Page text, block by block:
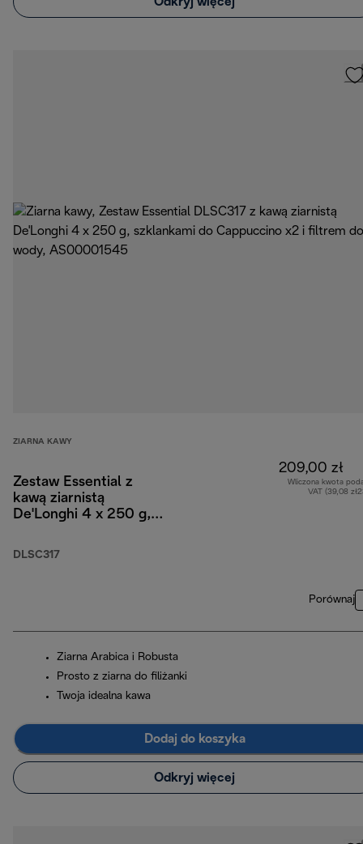
ZIARNA KAWY
Zestaw Essential z
kawą ziarnistą
De'Longhi 4 x 250 g,
Cappuccino x2 i
DLSC317
209,00 zł
Wliczona kwota
VAT (39,08
Porównaj
Ziarna Arabica i Robusta
Prosto z ziarna do filiżanki
Twoja idealna kawa
Dodaj do koszyka
Odkryj więcej